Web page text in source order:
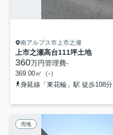
南アルプス市上市之瀬
上市之瀬高台111坪土地
360万円管理費-
369.00㎡（-）
身延線「東花輪」駅 徒歩108分
売地